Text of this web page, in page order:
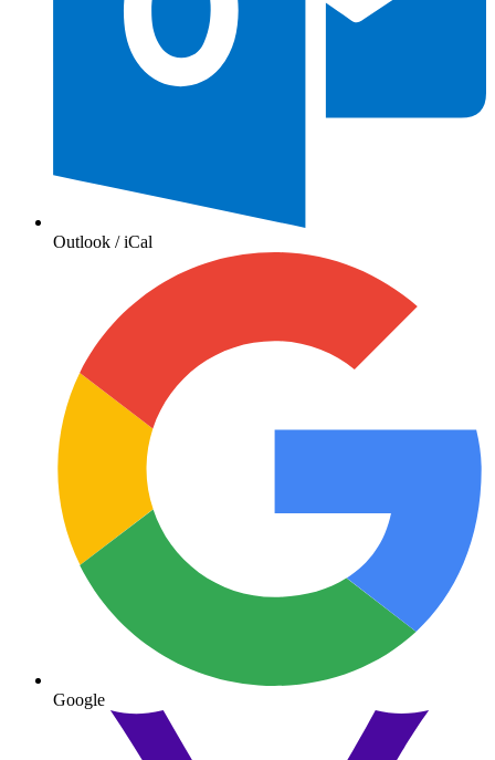
Outlook / iCal
Google